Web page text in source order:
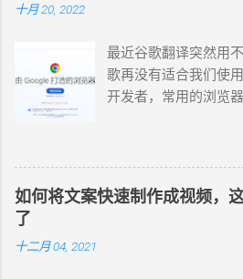
语音生成器。 截至目
32个，女配音员：晓
晓秋、晓辰、晓睿、
野 、云枫、云皓、
增方言版的 云希(男
(男，吉鲁) 、 云登 (
北) 、 晓妮 (女，陕西
十月 20, 2022
最近谷歌翻译突然用
歌再没有适合我们使
开发者，常用的浏览
直接访问谷歌中国官
https://
https://
如何将文案快速制作成视频，
了
十二月 04, 2021